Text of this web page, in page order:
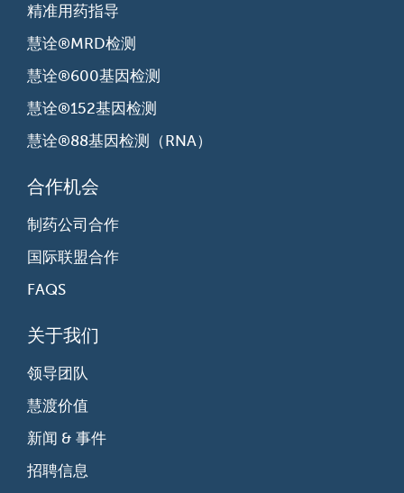
精准用药指导
慧诠®MRD检测
慧诠®600基因检测
慧诠®152基因检测
慧诠®88基因检测（RNA）
合作机会
制药公司合作
国际联盟合作
FAQS
关于我们
领导团队
慧渡价值
新闻 & 事件
招聘信息